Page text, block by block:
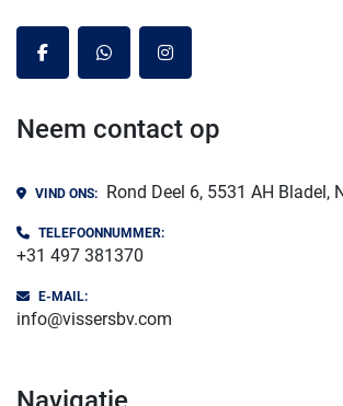
facebookwhatsappinstagram
Neem contact op
VIND ONS: Rond Deel 6, 5531 AH Bladel,
TELEFOONNUMMER:
+31 497 381370
E-MAIL:
info@vissersbv.com